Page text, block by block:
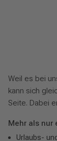
Weil es bei
kann sich
Seite. Dabei
Mehr als nur
Urlaubs-